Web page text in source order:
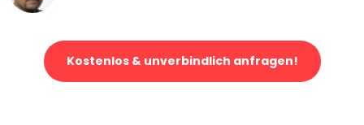
Kostenlos & unverbindlich anfragen!